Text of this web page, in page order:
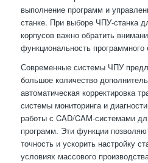
выполнение программ и
станке. При выборе ЧПУ-станка
корпусов важно обратить
функциональность программного
Современные системы ЧПУ
большое количество
автоматическая корректировка
системы мониторинга и
работы с CAD/CAM-системами
программ. Эти функции
точность и ускорить настройку
условиях массового